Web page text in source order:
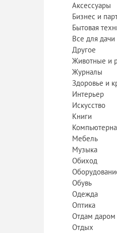
Аксессуары
Бизнес и
Бытовая
Все для дачи
Другое
Животные и
Журналы
Здоровье и
Интерьер
Искусство
Книги
Мебель
Музыка
Обиход
Обувь
Одежда
Оптика
Отдам даром
Отдых